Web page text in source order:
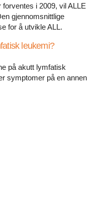
forventes i 2009, vil ALLE
gjennomsnittlige
for å utvikle ALL.
leukemi?
på akutt lymfatisk
symptomer på en annen